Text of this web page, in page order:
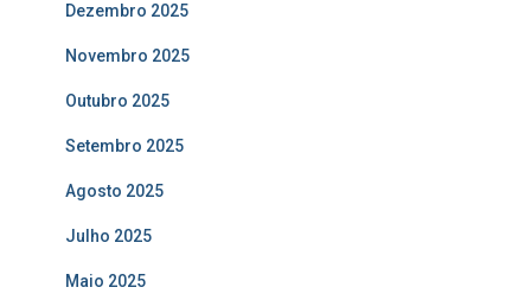
Dezembro 2025
Novembro 2025
Outubro 2025
Setembro 2025
Agosto 2025
Julho 2025
Maio 2025